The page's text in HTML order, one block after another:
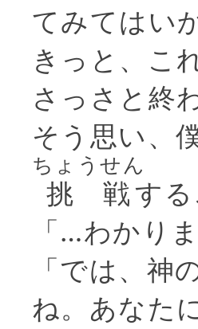
てみてはい
きっと、こ
さっさと終
そう思い、
挑戦
ちょうせん
す
「…わかり
「では、神
ね。あなた